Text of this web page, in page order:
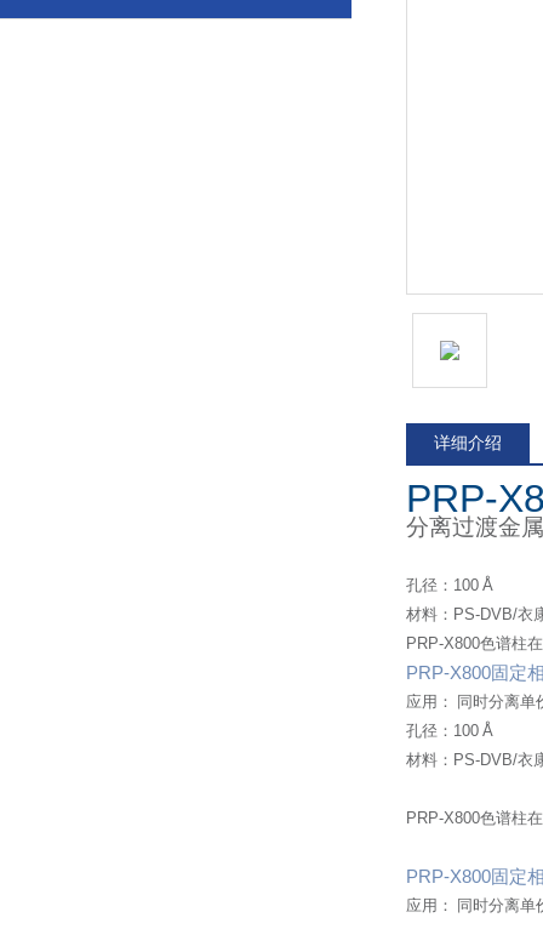
详细介绍
PRP-
分离过渡金
孔径： 100 Å
材料： PS-DVB/衣
PRP-X800色谱柱
PRP-X800固定
应用：
同时分离单
孔径： 100 Å
材料： PS-DVB/衣
PRP-X800色谱柱
PRP-X800固定
应用： 同时分离单